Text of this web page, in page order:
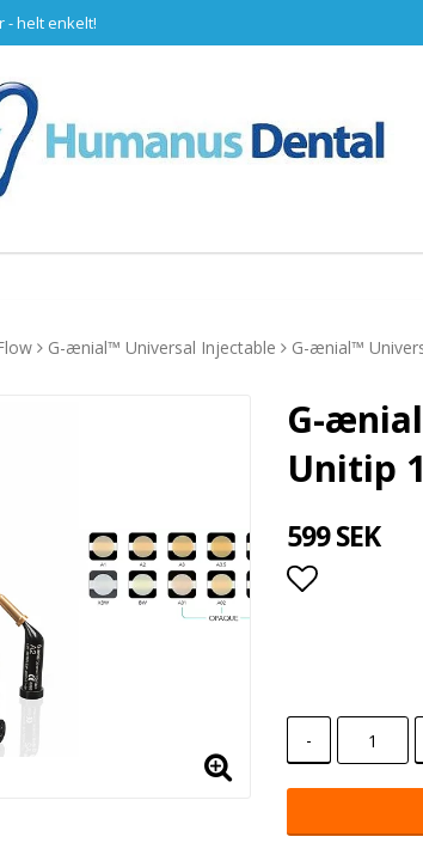
- helt enkelt!
G-ænial™ Universal Injectable G-ænial™
G-
Unitip
599 SEK
-